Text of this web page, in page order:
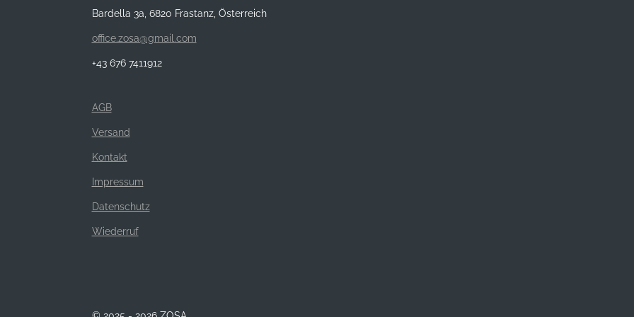
Bardella 3a, 6820 Frastanz, Österreich
office.zosa@gmail.com
+43 676 7411912
AGB
Versand
Kontakt
Impressum
Datenschutz
Wiederruf